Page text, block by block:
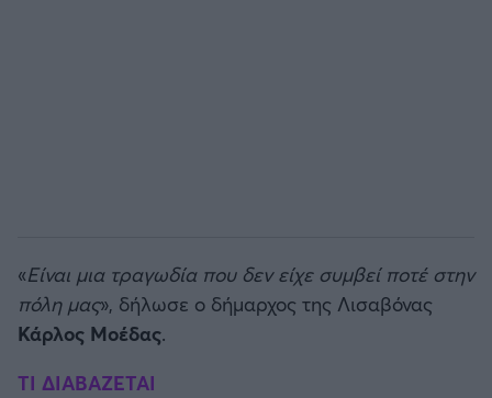
«Είναι μια τραγωδία που δεν είχε συμβεί ποτέ στην
πόλη μας», δήλωσε ο δήμαρχος της Λισαβόνας
Κάρλος Μοέδας.
ΤΙ ΔΙΑΒΑΖΕΤΑΙ